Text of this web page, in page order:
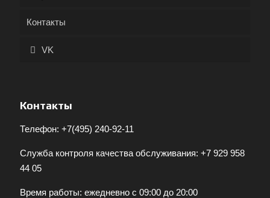
Контакты
VK
Контакты
Телефон: +7(495) 240-92-11
Служба контроля качества обслуживания: +7 929 958
44 05
Время работы: ежедневно с 09:00 до 20:00